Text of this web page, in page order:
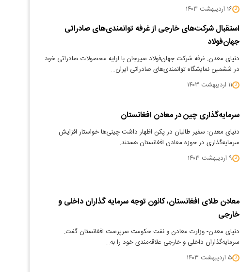
۱۶ اردیبهشت ۱۴۰۳
استقبال شرکت‌های خارجی از غرفه توانمندی‌های صادراتی
جهان‌فولاد
دنیای معدن: غرفه شرکت جهان‌فولاد سیرجان با ارایه محصولات صادراتی خود
در ششمین نمایشگاه توانمندی‌های صادراتی ایران…
۱۱ اردیبهشت ۱۴۰۳
سرمایه‌گذاری چین در معادن افغانستان
دنیای معدن: سفیر طالبان در پکن اظهار داشت چینی‌ها خواستار افزایش
سرمایه‌گذاری در حوزه معادن افغانستان هستند.
۹ اردیبهشت ۱۴۰۳
معادن طلای افغانستان، کانون توجه سرمایه گذاران داخلی و
خارجی
دنیای معدن- وزارت معادن و نفت حکومت سرپرست افغانستان گفت:
سرمایه‌گذاران داخلی و خارجی علاقه‌مندی خود را به…
۵ اردیبهشت ۱۴۰۳